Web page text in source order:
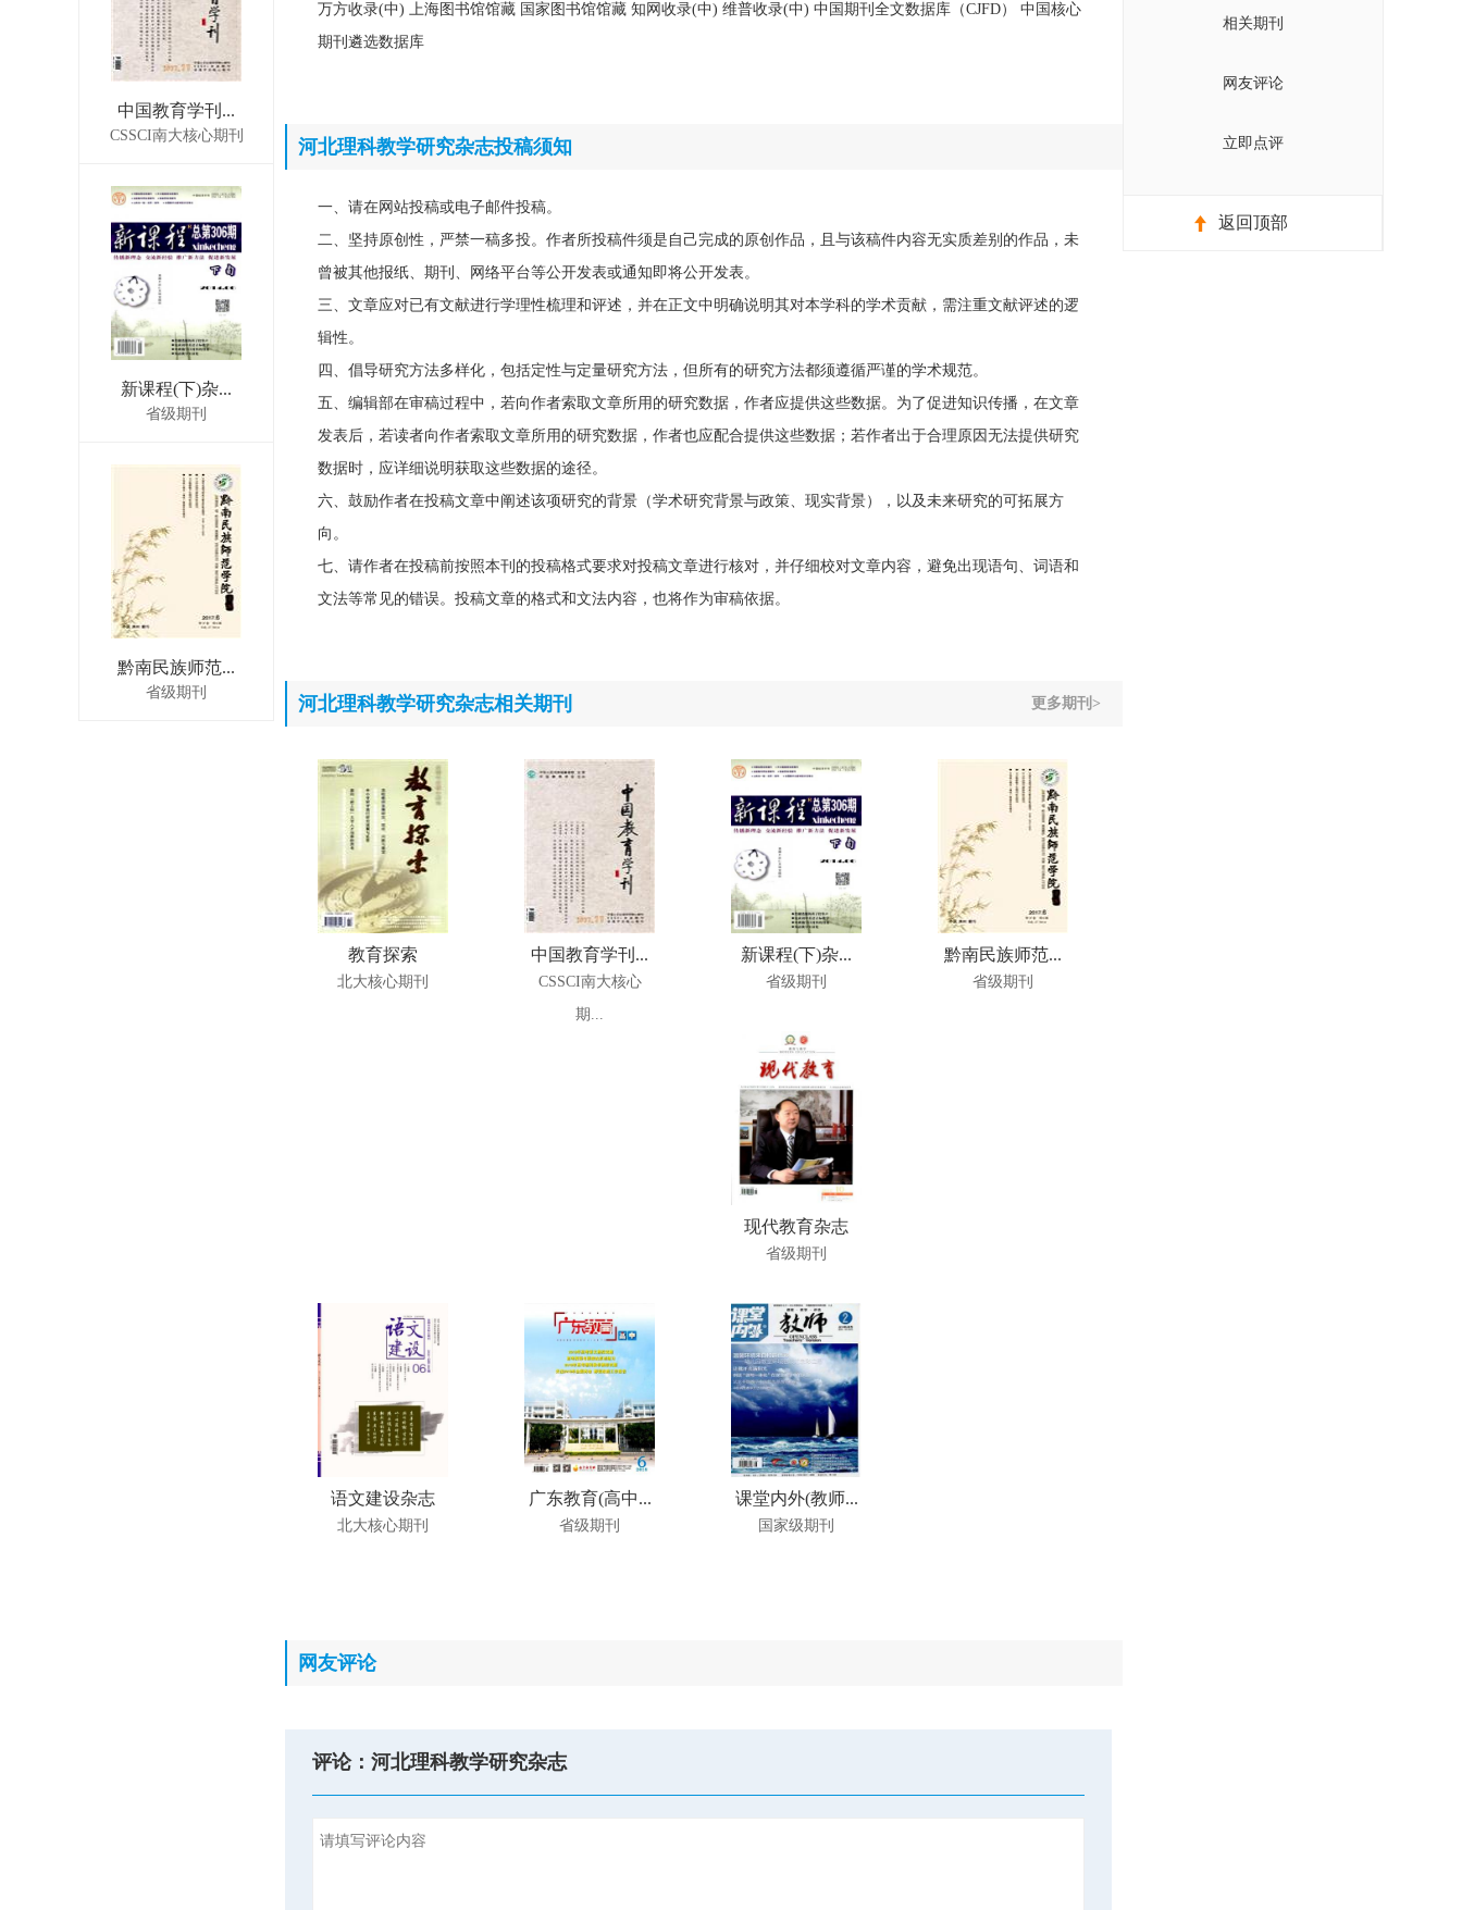
中国教育学刊...
CSSCI南大核心期刊
新课程(下)杂...
省级期刊
黔南民族师范...
省级期刊
万方收录(中) 上海图书馆馆藏 国家图书馆馆藏 知网收录(中) 维普收录(中) 中国期刊全文数据库（CJFD） 中国核心
期刊遴选数据库
河北理科教学研究杂志投稿须知
一、请在网站投稿或电子邮件投稿。
二、坚持原创性，严禁一稿多投。作者所投稿件须是自己完成的原创作品，且与该稿件内容无实质差别的作品，未
曾被其他报纸、期刊、网络平台等公开发表或通知即将公开发表。
三、文章应对已有文献进行学理性梳理和评述，并在正文中明确说明其对本学科的学术贡献，需注重文献评述的逻
辑性。
四、倡导研究方法多样化，包括定性与定量研究方法，但所有的研究方法都须遵循严谨的学术规范。
五、编辑部在审稿过程中，若向作者索取文章所用的研究数据，作者应提供这些数据。为了促进知识传播，在文章
发表后，若读者向作者索取文章所用的研究数据，作者也应配合提供这些数据；若作者出于合理原因无法提供研究
数据时，应详细说明获取这些数据的途径。
六、鼓励作者在投稿文章中阐述该项研究的背景（学术研究背景与政策、现实背景），以及未来研究的可拓展方
向。
七、请作者在投稿前按照本刊的投稿格式要求对投稿文章进行核对，并仔细校对文章内容，避免出现语句、词语和
文法等常见的错误。投稿文章的格式和文法内容，也将作为审稿依据。
河北理科教学研究杂志相关期刊 更多期刊>
教育探索
北大核心期刊
中国教育学刊...
CSSCI南大核心
期...
新课程(下)杂...
省级期刊
黔南民族师范...
省级期刊
现代教育杂志
省级期刊
语文建设杂志
北大核心期刊
广东教育(高中...
省级期刊
课堂内外(教师...
国家级期刊
网友评论
评论：河北理科教学研究杂志
相关期刊
网友评论
立即点评
返回顶部